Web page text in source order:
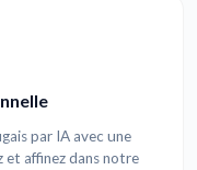
par IA avec une
et affinez dans notre